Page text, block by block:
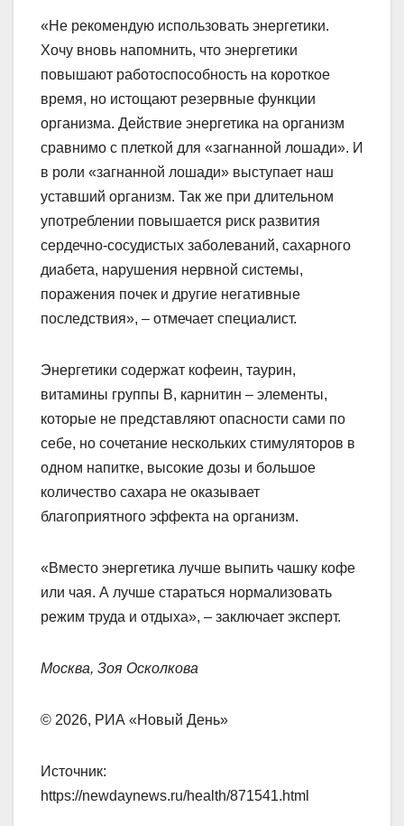
«Не рекомендую использовать энергетики.
Хочу вновь напомнить, что энергетики
повышают работоспособность на короткое
время, но истощают резервные функции
организма. Действие энергетика на организм
сравнимо с плеткой для «загнанной лошади». И
в роли «загнанной лошади» выступает наш
уставший организм. Так же при длительном
употреблении повышается риск развития
сердечно-сосудистых заболеваний, сахарного
диабета, нарушения нервной системы,
поражения почек и другие негативные
последствия», – отмечает специалист.
Энергетики содержат кофеин, таурин,
витамины группы B, карнитин – элементы,
которые не представляют опасности сами по
себе, но сочетание нескольких стимуляторов в
одном напитке, высокие дозы и большое
количество сахара не оказывает
благоприятного эффекта на организм.
«Вместо энергетика лучше выпить чашку кофе
или чая. А лучше стараться нормализовать
режим труда и отдыха», – заключает эксперт.
Москва, Зоя Осколкова
© 2026, РИА «Новый День»
Источник:
https://newdaynews.ru/health/871541.html